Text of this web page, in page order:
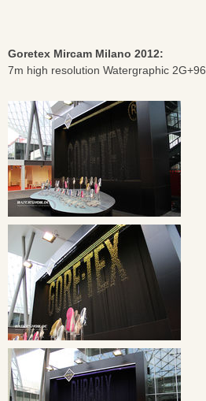
Goretex Mircam Milano 2012:
7m high resolution Watergraphic 2G+96